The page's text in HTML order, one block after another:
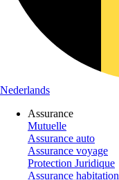
Nederlands
Assurance
Mutuelle
Assurance auto
Assurance voyage
Protection Juridique
Assurance habitation